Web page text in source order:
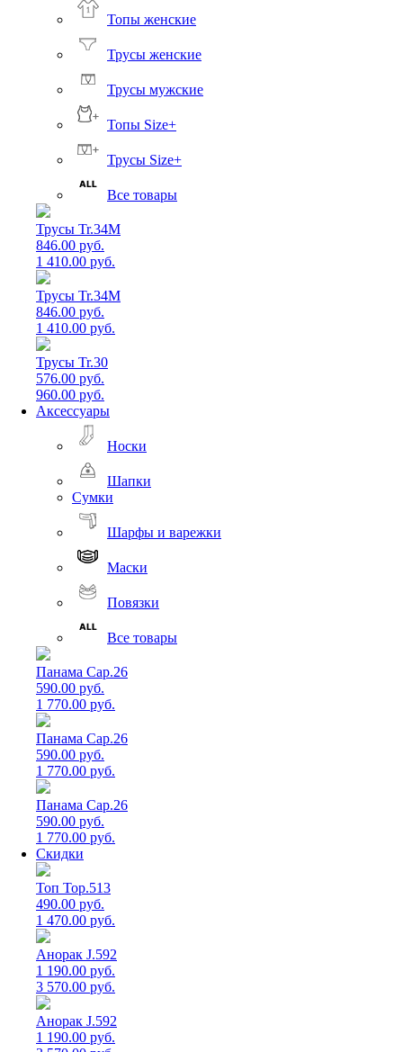
Топы женские
Трусы женские
Трусы мужские
Топы Size+
Трусы Size+
Все товары
Трусы Tr.34M
846.00 руб.
1 410.00 руб.
Трусы Tr.34M
846.00 руб.
1 410.00 руб.
Трусы Tr.30
576.00 руб.
960.00 руб.
Аксессуары
Носки
Шапки
Сумки
Шарфы и варежки
Маски
Повязки
Все товары
Панама Cap.26
590.00 руб.
1 770.00 руб.
Панама Cap.26
590.00 руб.
1 770.00 руб.
Панама Cap.26
590.00 руб.
1 770.00 руб.
Скидки
Топ Top.513
490.00 руб.
1 470.00 руб.
Анорак J.592
1 190.00 руб.
3 570.00 руб.
Анорак J.592
1 190.00 руб.